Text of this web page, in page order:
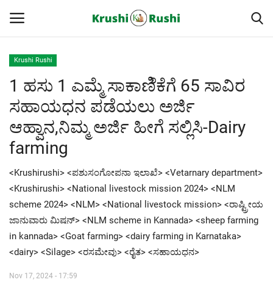
Home
Finance
Contact
ರೈತರ ಯಶೋಗಾಥೆಗಳು
Krushi Rushi
ಮುಂದಿನ 5 ದಿನಗಳ ಮಳೆ ಮಾಹಿತಿ
Krushi Rushi
1 ಹಸು 1 ಎಮ್ಮೆ ಸಾಕಾಣಿೆಕೆಗೆ 65 ಸಾವಿರ
ಸಹಾಯಧನ ಪಡೆಯಲು ಅರ್ಜಿ
ಆಹ್ವಾನ,ನಿಮ್ಮ ಅರ್ಜಿ ಹೀಗೆ ಸಲ್ಲಿಸಿ-Dairy
farming
<Krushirushi> <ಪಶುಸಂಗೋಪನಾ ಇಲಾಖೆ> <Vetarnary department>
<Krushirushi> <National livestock mission 2024> <NLM
scheme 2024> <NLM> <National livestock mission> <ರಾಷ್ಟ್ರೀಯ
ಜಾನುವಾರು ಮಿಷನ್> <NLM scheme in Kannada> <sheep farming
in kannada> <Goat farming> <dairy farming in Karnataka>
<dairy> <Silage> <ರಸಮೇವು> <ರೈತ> <ಸಹಾಯಧನ>
Nov 17, 2024 - 17:59